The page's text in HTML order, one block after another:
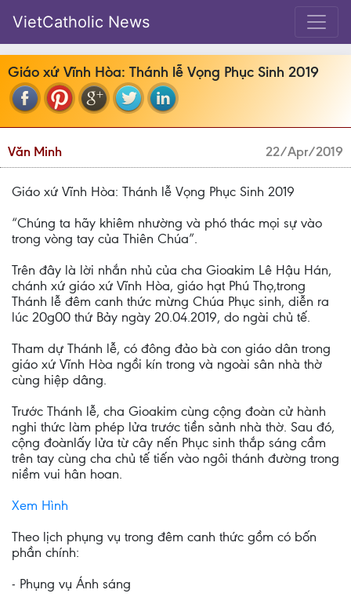
VietCatholic News
Giáo xứ Vĩnh Hòa: Thánh lễ Vọng Phục Sinh 2019
Văn Minh 22/Apr/2019
Giáo xứ Vĩnh Hòa: Thánh lễ Vọng Phục Sinh 2019
“Chúng ta hãy khiêm nhường và phó thác mọi sự vào
trong vòng tay của Thiên Chúa”.
Trên đây là lời nhắn nhủ của cha Gioakim Lê Hậu Hán,
chánh xứ giáo xứ Vĩnh Hòa, giáo hạt Phú Thọ,trong
Thánh lễ đêm canh thức mừng Chúa Phục sinh, diễn ra
lúc 20g00 thứ Bảy ngày 20.04.2019, do ngài chủ tế.
Tham dự Thánh lễ, có đông đảo bà con giáo dân trong
giáo xứ Vĩnh Hòa ngồi kín trong và ngoài sân nhà thờ
cùng hiệp dâng.
Trước Thánh lễ, cha Gioakim cùng cộng đoàn cử hành
nghi thức làm phép lửa trước tiền sảnh nhà thờ. Sau đó,
cộng đoànlấy lửa từ cây nến Phục sinh thắp sáng cầm
trên tay cùng cha chủ tế tiến vào ngôi thánh đường trong
niềm vui hân hoan.
Xem Hình
Theo lịch phụng vụ trong đêm canh thức gồm có bốn
phần chính:
- Phụng vụ Ánh sáng